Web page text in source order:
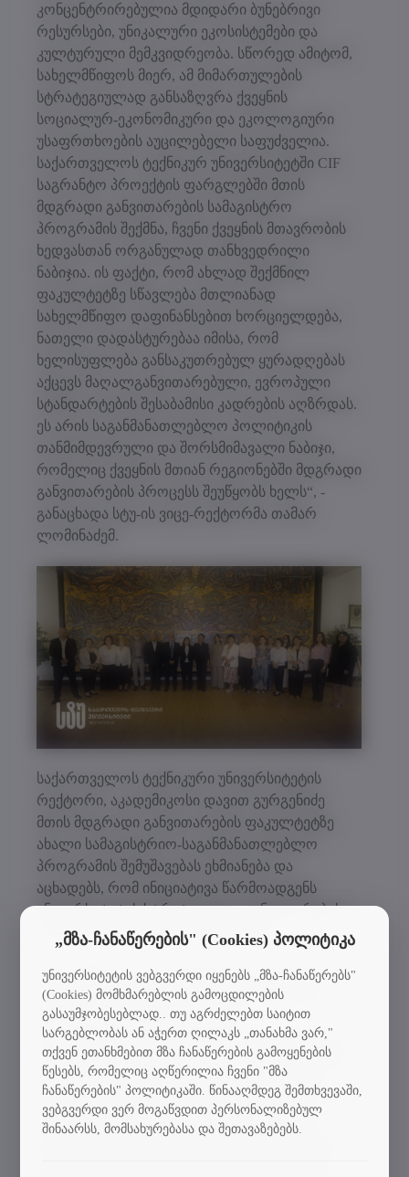
კონცენტრირებულია მდიდარი ბუნებრივი
რესურსები, უნიკალური ეკოსისტემები და
კულტურული მემკვიდრეობა. სწორედ ამიტომ,
სახელმწიფოს მიერ, ამ მიმართულების
სტრატეგიულად განსაზღვრა ქვეყნის
სოციალურ-ეკონომიკური და ეკოლოგიური
უსაფრთხოების აუცილებელი საფუძველია.
საქართველოს ტექნიკურ უნივერსიტეტში CIF
საგრანტო პროექტის ფარგლებში მთის
მდგრადი განვითარების სამაგისტრო
პროგრამის შექმნა, ჩვენი ქვეყნის მთავრობის
ხედვასთან ორგანულად თანხვედრილი
ნაბიჯია. ის ფაქტი, რომ ახლად შექმნილ
ფაკულტეტზე სწავლება მთლიანად
სახელმწიფო დაფინანსებით ხორციელდება,
ნათელი დადასტურებაა იმისა, რომ
ხელისუფლება განსაკუთრებულ ყურადღებას
აქცევს მაღალგანვითარებული, ევროპული
სტანდარტების შესაბამისი კადრების აღზრდას.
ეს არის საგანმანათლებლო პოლიტიკის
თანმიმდევრული და შორსმიმავალი ნაბიჯი,
რომელიც ქვეყნის მთიან რეგიონებში მდგრადი
განვითარების პროცესს შეუწყობს ხელს“, -
განაცხადა სტუ-ის ვიცე-რექტორმა თამარ
ლომინაძემ.
საქართველოს ტექნიკური უნივერსიტეტის
რექტორი, აკადემიკოსი დავით გურგენიძე
მთის მდგრადი განვითარების ფაკულტეტზე
ახალი სამაგისტრიო-საგანმანათლებლო
პროგრამის შემუშავებას ეხმიანება და
აცხადებს, რომ ინიციატივა წარმოადგენს
უნივერსიტეტის სტრატეგიული განვითარების
ერთ-ერთ უმნიშვნელოვანეს ეტაპს.
მისი თქმით, პროგრამის მიზანია, მომავალ
თაობას შესთავაზოს ინტერდისციპლინური
ცოდნა, რომელიც აერთიანებს
გარემოსდაცვით, სოციალურ, ეკონომიკურ და
საინჟინრო კომპონენტებს. დავით გურგენიძის
განცხადებით, პროგრამის დანერგვა ხელს
შეუწყობს ახალი თაობის სპეციალისტების
აღზრდას, რომლებიც შეძლებენ როგორც
„მზა-ჩანაწერების" (Cookies) პოლიტიკა
უნივერსიტეტის ვებგვერდი იყენებს „მზა-ჩანაწერებს"
(Cookies) მომხმარებლის გამოცდილების
გასაუმჯობესებლად.. თუ აგრძელებთ საიტით
სარგებლობას ან აჭერთ ღილაკს „თანახმა ვარ,"
თქვენ ეთანხმებით მზა ჩანაწერების გამოყენების
წესებს, რომელიც აღწერილია ჩვენი "მზა
ჩანაწერების" პოლიტიკაში. წინააღმდეგ შემთხვევაში,
ვებგვერდი ვერ მოგაწვდით პერსონალიზებულ
შინაარსს, მომსახურებასა და შეთავაზებებს.